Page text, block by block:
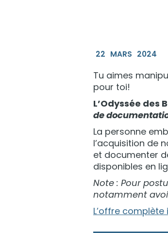
22 MARS 2024
Tu aimes
pour toi!
L’Odyssée
de
La personne
l’acquisition de
et documenter
disponibles en
Note : Pour
notamment
L’offre complète